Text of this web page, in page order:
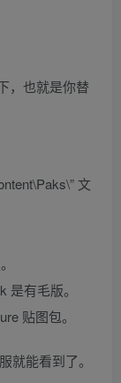
，也就是你替
文
是有毛版。
贴图包。
就能看到了。